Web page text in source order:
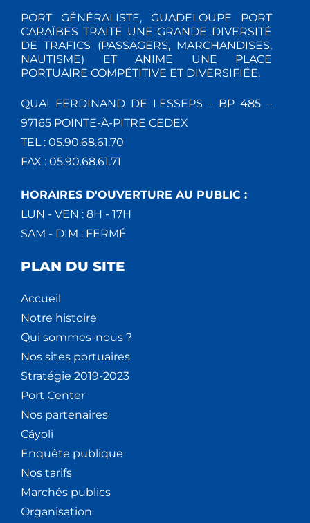
PORT GÉNÉRALISTE, GUADELOUPE PORT
CARAÏBES TRAITE UNE GRANDE DIVERSITÉ
DE TRAFICS (PASSAGERS, MARCHANDISES,
NAUTISME) ET ANIME UNE PLACE
PORTUAIRE COMPÉTITIVE ET DIVERSIFIÉE.
QUAI FERDINAND DE LESSEPS – BP 485 –
97165 POINTE-À-PITRE CEDEX
TEL : 05.90.68.61.70
FAX : 05.90.68.61.71
HORAIRES D'OUVERTURE AU PUBLIC :
LUN - VEN : 8H - 17H
SAM - DIM : FERMÉ
PLAN DU SITE
Accueil
Notre histoire
Qui sommes-nous ?
Nos sites portuaires
Stratégie 2019-2023
Port Center
Nos partenaires
Cáyoli
Enquête publique
Nos tarifs
Marchés publics
Organisation